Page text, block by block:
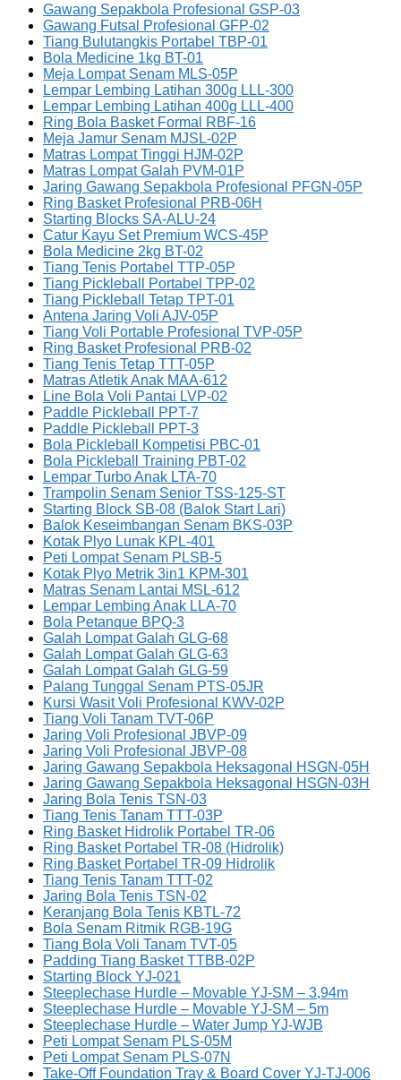
Gawang Sepakbola Profesional GSP-03
Gawang Futsal Profesional GFP-02
Tiang Bulutangkis Portabel TBP-01
Bola Medicine 1kg BT-01
Meja Lompat Senam MLS-05P
Lempar Lembing Latihan 300g LLL-300
Lempar Lembing Latihan 400g LLL-400
Ring Bola Basket Formal RBF-16
Meja Jamur Senam MJSL-02P
Matras Lompat Tinggi HJM-02P
Matras Lompat Galah PVM-01P
Jaring Gawang Sepakbola Profesional PFGN-05P
Ring Basket Profesional PRB-06H
Starting Blocks SA-ALU-24
Catur Kayu Set Premium WCS-45P
Bola Medicine 2kg BT-02
Tiang Tenis Portabel TTP-05P
Tiang Pickleball Portabel TPP-02
Tiang Pickleball Tetap TPT-01
Antena Jaring Voli AJV-05P
Tiang Voli Portable Profesional TVP-05P
Ring Basket Profesional PRB-02
Tiang Tenis Tetap TTT-05P
Matras Atletik Anak MAA-612
Line Bola Voli Pantai LVP-02
Paddle Pickleball PPT-7
Paddle Pickleball PPT-3
Bola Pickleball Kompetisi PBC-01
Bola Pickleball Training PBT-02
Lempar Turbo Anak LTA-70
Trampolin Senam Senior TSS-125-ST
Starting Block SB-08 (Balok Start Lari)
Balok Keseimbangan Senam BKS-03P
Kotak Plyo Lunak KPL-401
Peti Lompat Senam PLSB-5
Kotak Plyo Metrik 3in1 KPM-301
Matras Senam Lantai MSL-612
Lempar Lembing Anak LLA-70
Bola Petanque BPQ-3
Galah Lompat Galah GLG-68
Galah Lompat Galah GLG-63
Galah Lompat Galah GLG-59
Palang Tunggal Senam PTS-05JR
Kursi Wasit Voli Profesional KWV-02P
Tiang Voli Tanam TVT-06P
Jaring Voli Profesional JBVP-09
Jaring Voli Profesional JBVP-08
Jaring Gawang Sepakbola Heksagonal HSGN-05H
Jaring Gawang Sepakbola Heksagonal HSGN-03H
Jaring Bola Tenis TSN-03
Tiang Tenis Tanam TTT-03P
Ring Basket Hidrolik Portabel TR-06
Ring Basket Portabel TR-08 (Hidrolik)
Ring Basket Portabel TR-09 Hidrolik
Tiang Tenis Tanam TTT-02
Jaring Bola Tenis TSN-02
Keranjang Bola Tenis KBTL-72
Bola Senam Ritmik RGB-19G
Tiang Bola Voli Tanam TVT-05
Padding Tiang Basket TTBB-02P
Starting Block YJ-021
Steeplechase Hurdle – Movable YJ-SM – 3,94m
Steeplechase Hurdle – Movable YJ-SM – 5m
Steeplechase Hurdle – Water Jump YJ-WJB
Peti Lompat Senam PLS-05M
Peti Lompat Senam PLS-07N
Take-Off Foundation Tray & Board Cover YJ-TJ-006